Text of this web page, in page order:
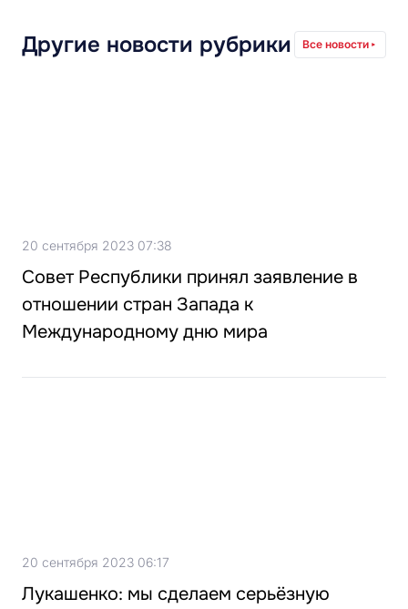
Другие новости рубрики Все новости
20 сентября 2023 07:38
Совет Республики принял заявление в
отношении стран Запада к
Международному дню мира
20 сентября 2023 06:17
Лукашенко: мы сделаем серьёзную